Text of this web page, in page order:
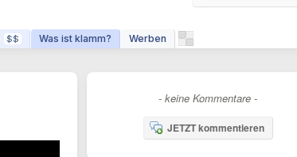
$$ Was ist klamm? Werben
- keine Kommentare -
JETZT kommentieren